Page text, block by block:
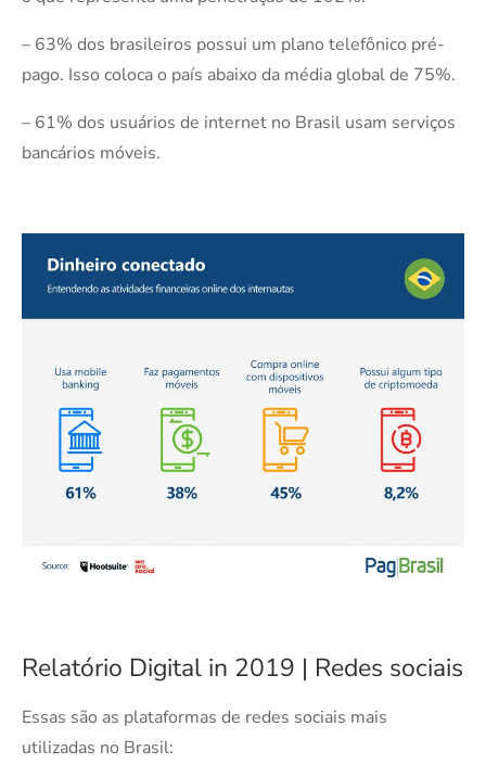
– 63% dos brasileiros possui um plano telefônico pré-
pago. Isso coloca o país abaixo da média global de 75%.
– 61% dos usuários de internet no Brasil usam serviços
bancários móveis.
Relatório Digital in 2019 | Redes sociais
Essas são as plataformas de redes sociais mais
utilizadas no Brasil: